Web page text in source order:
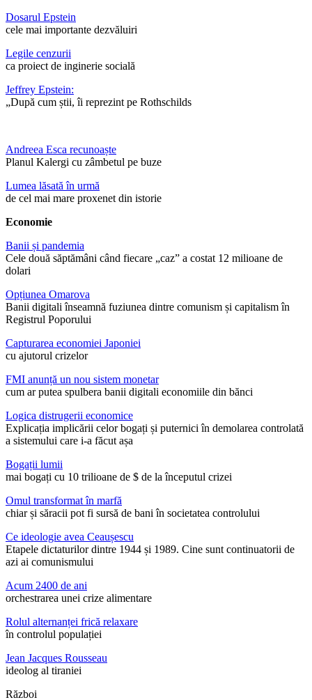
Dosarul Epstein
cele mai importante dezvăluiri
Legile cenzurii
ca proiect de inginerie socială
Jeffrey Epstein:
„După cum știi, îi reprezint pe Rothschilds
Andreea Esca recunoaște
Planul Kalergi cu zâmbetul pe buze
Lumea lăsată în urmă
de cel mai mare proxenet din istorie
Economie
Banii și pandemia
Cele două săptămâni când fiecare „caz” a costat 12 milioane de
dolari
Opțiunea Omarova
Banii digitali înseamnă fuziunea dintre comunism și capitalism în
Registrul Poporului
Capturarea economiei Japoniei
cu ajutorul crizelor
FMI anunță un nou sistem monetar
cum ar putea spulbera banii digitali economiile din bănci
Logica distrugerii economice
Explicația implicării celor bogați și puternici în demolarea controlată
a sistemului care i-a făcut așa
Bogații lumii
mai bogați cu 10 trilioane de $ de la începutul crizei
Omul transformat în marfă
chiar și săracii pot fi sursă de bani în societatea controlului
Ce ideologie avea Ceaușescu
Etapele dictaturilor dintre 1944 și 1989. Cine sunt continuatorii de
azi ai comunismului
Acum 2400 de ani
orchestrarea unei crize alimentare
Rolul alternanței frică relaxare
în controlul populației
Jean Jacques Rousseau
ideolog al tiraniei
Război